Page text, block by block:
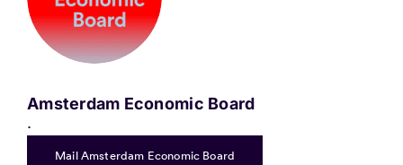
Amsterdam Economic Board
.
Mail Amsterdam Economic Board